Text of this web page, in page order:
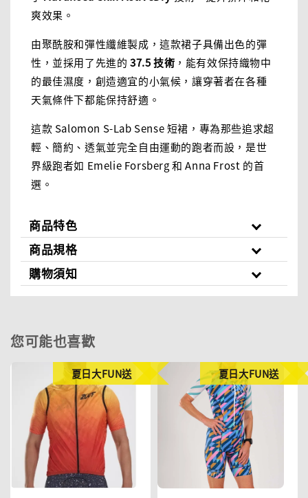
爽效果。
由聚酰胺和彈性纖維製成，這款裙子具備出色的彈
性，並採用了先進的 37.5 技術 ，能有效保持織物中
的最佳濕度，創造適宜的小氣候，讓穿著者在各種
天氣條件下都能保持舒適。
這款 Salomon S-Lab Sense 短裙，專為那些追求超
輕、簡約、透氣並完全自由運動的跑者而設，是世
界級跑者如 Emelie Forsberg 和 Anna Frost 的首
選。
商品特色
商品規格
購物須知
您可能也喜歡
夏日大FUN送 夏日大FUN送